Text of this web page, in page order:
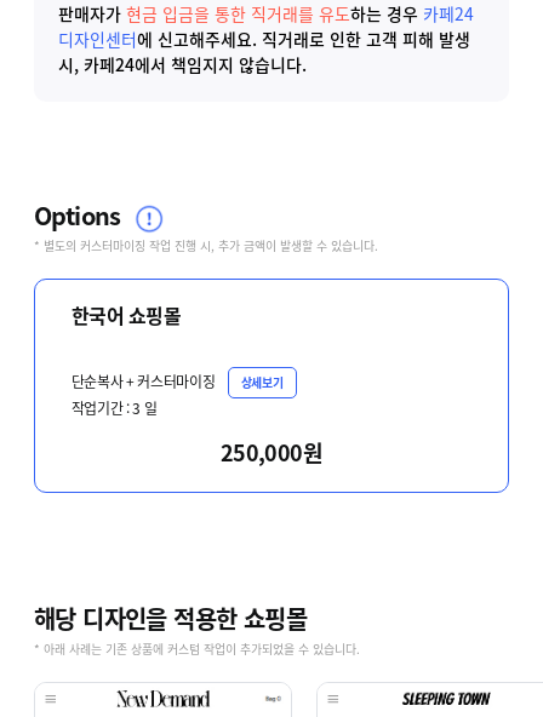
Options
* 별도의 커스터마이징 작업 진행 시, 추가 금액이 발생할 수 있습니다.
한국어 쇼핑몰
단순복사 + 커스터마이징 상세보기
작업기간 :3 일
250,000원
해당 디자인을 적용한 쇼핑몰
* 아래 사례는 기존 상품에 커스텀 작업이 추가되었을 수 있습니다.
판매자가 현금 입금을 통한 직거래를 유도하는 경우 카페24
디자인센터에 신고해주세요. 직거래로 인한 고객 피해 발생
시, 카페24에서 책임지지 않습니다.